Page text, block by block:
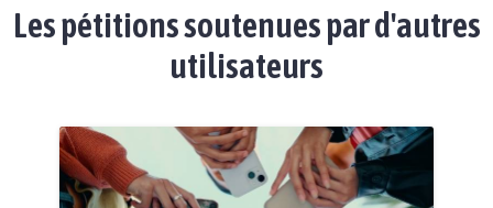
Les pétitions soutenues par d'autres
utilisateurs